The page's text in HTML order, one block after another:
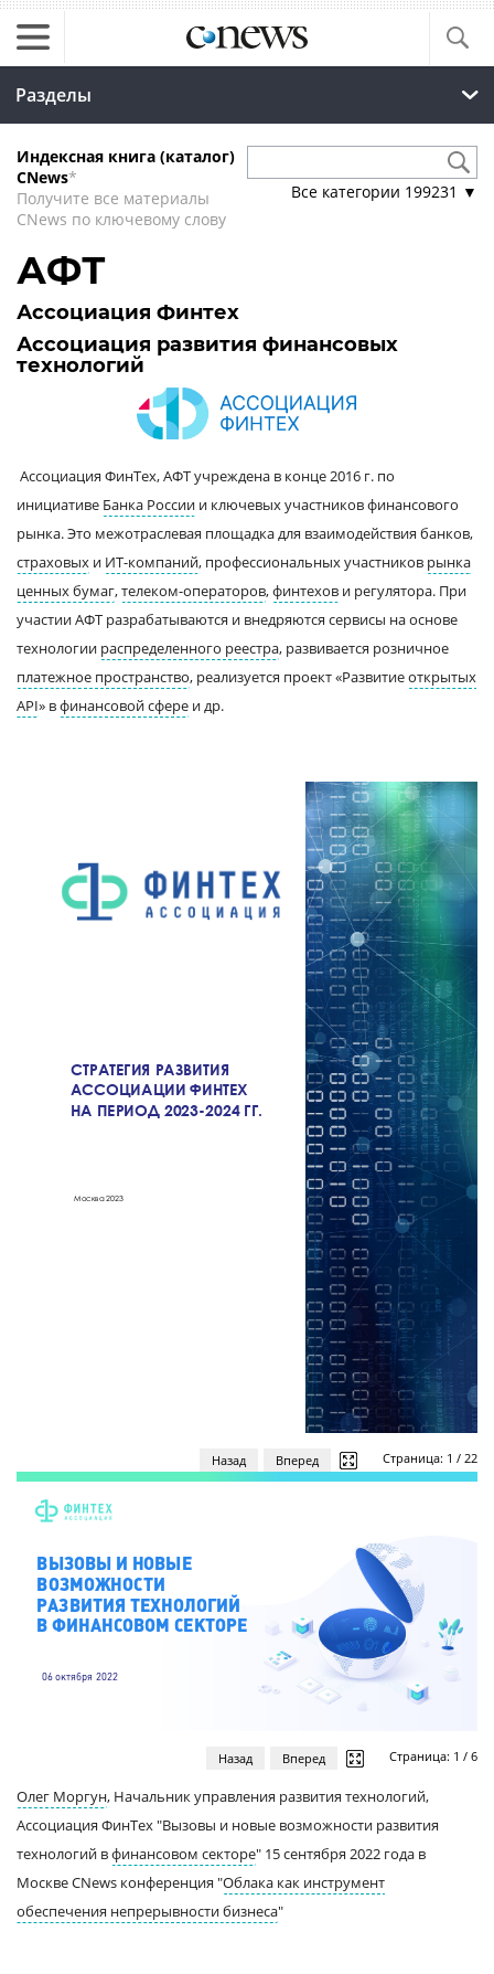
Разделы
Индексная книга (каталог)
CNews*
Получите все материалы
CNews по ключевому слову
Все категории 199231 ▼
АФТ
Ассоциация Финтех
Ассоциация развития финансовых
технологий
Ассоциация ФинТех, АФТ учреждена в конце 2016 г. по
инициативе Банка России и ключевых участников финансового
рынка. Это межотраслевая площадка для взаимодействия банков,
страховых и ИТ-компаний, профессиональных участников рынка
ценных бумаг,телеком-операторов,финтехов и регулятора. При
участии АФТ разрабатываются и внедряются сервисы на основе
технологии распределенного реестра, развивается розничное
платежное пространство, реализуется проект «Развитиеоткрытых
API» вфинансовой сфере и др.
Назад Вперед Страница: 1 / 22
Назад Вперед Страница: 1 / 6
Олег Моргун, Начальник управления развития технологий,
Ассоциация ФинТех "Вызовы и новые возможности развития
технологий вфинансовом секторе" 15 сентября 2022 года в
Москве CNews конференция "Облака как инструмент
обеспечения непрерывности бизнеса"